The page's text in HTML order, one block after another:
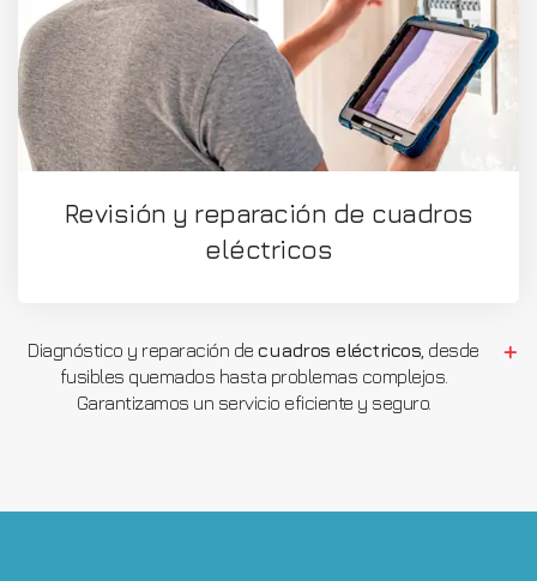
Revisión y reparación de cuadros
eléctricos
Diagnóstico y reparación decuadros eléctricos , desde
fusibles quemados hasta problemas complejos.
Garantizamos un servicio eficiente y seguro.